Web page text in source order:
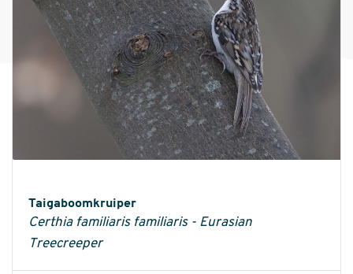
Taigaboomkruiper
Certhia familiaris familiaris - Eurasian
Treecreeper